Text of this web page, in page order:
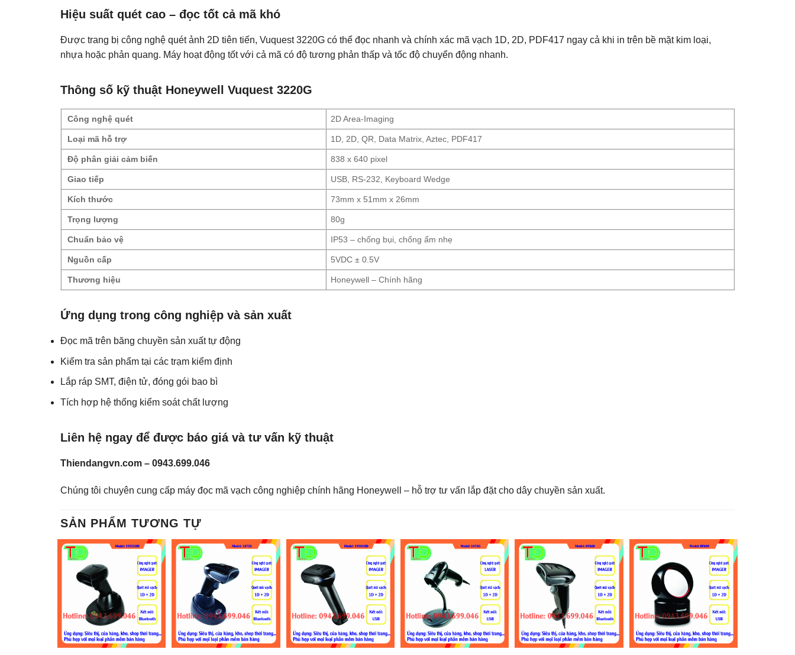
Hiệu suất quét cao – đọc tốt cả mã khó
Được trang bị công nghệ quét ảnh 2D tiên tiến, Vuquest 3220G có thể đọc nhanh và chính xác mã vạch 1D, 2D, PDF417 ngay cả khi in trên bề mặt kim loại,
nhựa hoặc phản quang. Máy hoạt động tốt với cả mã có độ tương phản thấp và tốc độ chuyển động nhanh.
Thông số kỹ thuật Honeywell Vuquest 3220G
Công nghệ quét 2D Area-Imaging
Loại mã hỗ trợ 1D, 2D, QR, Data Matrix, Aztec, PDF417
Độ phân giải cảm biến 838 x 640 pixel
Giao tiếp USB, RS-232, Keyboard Wedge
Kích thước 73mm x 51mm x 26mm
Trọng lượng 80g
Chuẩn bảo vệ IP53 – chống bụi, chống ẩm nhẹ
Nguồn cấp 5VDC ± 0.5V
Thương hiệu Honeywell – Chính hãng
Ứng dụng trong công nghiệp và sản xuất
Đọc mã trên băng chuyền sản xuất tự động
Kiểm tra sản phẩm tại các trạm kiểm định
Lắp ráp SMT, điện tử, đóng gói bao bì
Tích hợp hệ thống kiểm soát chất lượng
Liên hệ ngay để được báo giá và tư vấn kỹ thuật
Thiendangvn.com – 0943.699.046
Chúng tôi chuyên cung cấp máy đọc mã vạch công nghiệp chính hãng Honeywell – hỗ trợ tư vấn lắp đặt cho dây chuyền sản xuất.
SẢN PHẨM TƯƠNG TỰ